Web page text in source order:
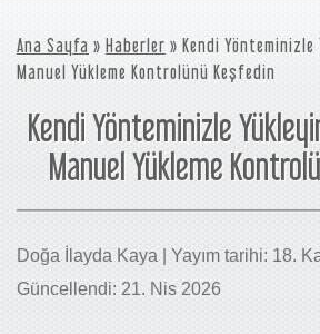
Ana Sayfa » Haberler » Kendi
Manuel Yükleme Kontrolünü Keşfedin
Kendi Yönteminizle
Manuel Yükleme
Doğa İlayda Kaya | Yayım tarihi: 18.
Güncellendi: 21. Nis 2026